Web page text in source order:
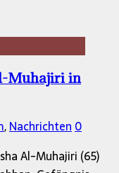
Muhajiri in
,Nachrichten0
Al-Muhajiri (65)